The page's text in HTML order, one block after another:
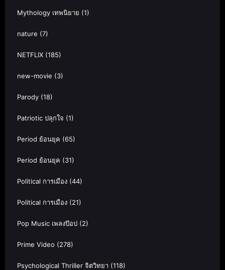
Mythology เทพนิยาย (1)
nature (7)
NETFLIX (185)
new-movie (3)
Parody (18)
Patriotic ปลุกใจ (1)
Period ย้อนยุค (65)
Period ย้อนยุค (31)
Political การเมือง (44)
Political การเมือง (21)
Pop Music เพลงป๊อป (2)
Prime Video (278)
Psychological Thriller จิตวิทยา (118)